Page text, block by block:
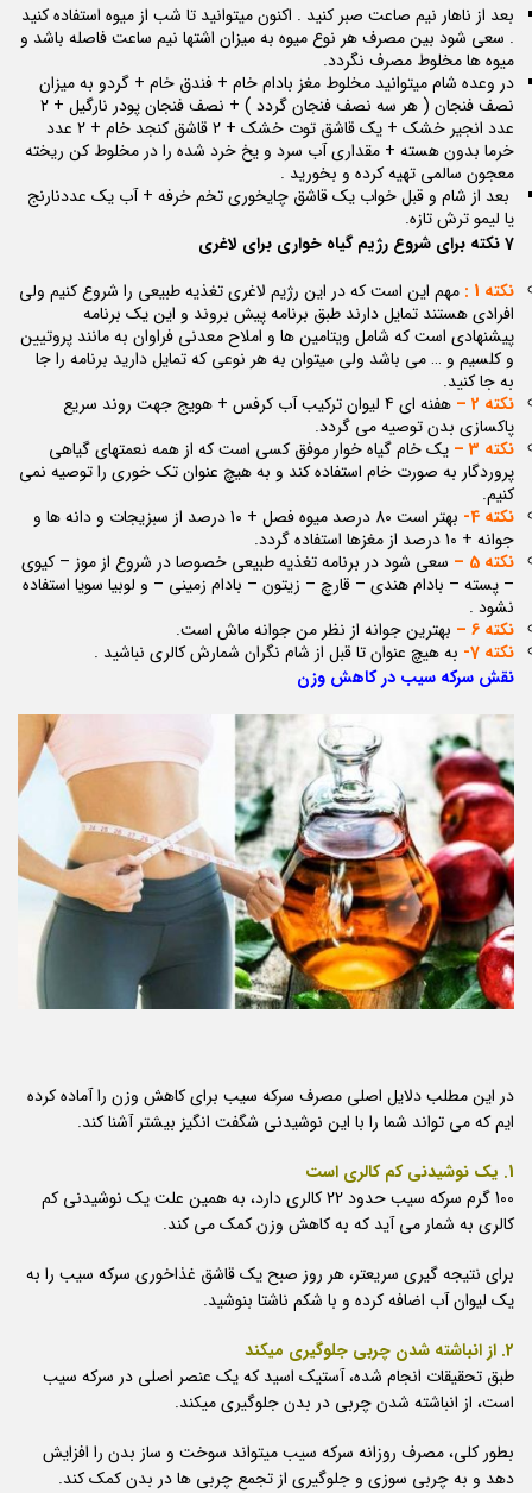
بعد از ناهار نیم صاعت صبر کنید . اکنون میتوانید تا شب از میوه استفاده کنید
. سعی شود بین مصرف هر نوع میوه به میزان اشتها نیم ساعت فاصله باشد و
میوه ها مخلوط مصرف نگردد.
در وعده شام میتوانید مخلوط مغز بادام خام + فندق خام + گردو به میزان
نصف فنجان ( هر سه نصف فنجان گردد ) + نصف فنجان پودر نارگیل + 2
عدد انجیر خشک + یک قاشق توت خشک + 2 قاشق کنجد خام + 2 عدد
خرما بدون هسته + مقداری آب سرد و یخ خرد شده را در مخلوط کن ریخته
معجون سالمی تهیه کرده و بخورید .
بعد از شام و قبل خواب یک قاشق چایخوری تخم خرفه + آب یک عددنارنج
یا لیمو ترش تازه.
7 نکته برای شروع رژیم گیاه خواری برای لاغری
نکته 1 :
مهم این است که در این رژیم لاغری تغذیه طبیعی را شروع کنیم ولی
افرادی هستند تمایل دارند طبق برنامه پیش بروند و این یک برنامه
پیشنهادی است که شامل ویتامین ها و املاح معدنی فراوان به مانند پروتیین
و کلسیم و … می باشد ولی میتوان به هر نوعی که تمایل دارید برنامه را جا
به جا کنید.
نکته 2 –
هفنه ای 4 لیوان ترکیب آب کرفس + هویج جهت روند سریع
پاکسازی بدن توصیه می گردد.
نکته 3 –
یک خام گیاه خوار موفق کسی است که از همه نعمتهای گیاهی
پروردگار به صورت خام استفاده کند و به هیچ عنوان تک خوری را توصیه نمی
کنیم.
نکته 4-
بهتر است 80 درصد میوه فصل + 10 درصد از سبزیجات و دانه ها و
جوانه + 10 درصد از مغزها استفاده گردد.
نکته 5 –
سعی شود در برنامه تغذیه طبیعی خصوصا در شروع از موز – کیوی
– پسته – بادام هندی – قارچ – زیتون – بادام زمینی – و لوبیا سویا استفاده
نشود .
نکته 6 –
بهترین جوانه از نظر من جوانه ماش است.
نکته 7-
به هیچ عنوان تا قبل از شام نگران شمارش کالری نباشید .
نقش سرکه سیب در کاهش وزن
در این مطلب دلایل اصلی مصرف سرکه سیب برای کاهش وزن را آماده کرده
ایم که می تواند شما را با این نوشیدنی شگفت انگیز بیشتر آشنا کند.
1. یک نوشیدنی کم کالری است
100 گرم سرکه سیب حدود 22 کالری دارد، به همین علت یک نوشیدنی کم
کالری به شمار می آید که به کاهش وزن کمک می کند.
برای نتیجه گیری سریعتر، هر روز صبح یک قاشق غذاخوری سرکه سیب را به
یک لیوان آب اضافه کرده و با شکم ناشتا بنوشید.
2. از انباشته شدن چربی جلوگیری میکند
طبق تحقیقات انجام شده، آستیک اسید که یک عنصر اصلی در سرکه سیب
است، از انباشته شدن چربی در بدن جلوگیری میکند.
بطور کلی، مصرف روزانه سرکه سیب میتواند سوخت و ساز بدن را افزایش
دهد و به چربی سوزی و جلوگیری از تجمع چربی ها در بدن کمک کند.